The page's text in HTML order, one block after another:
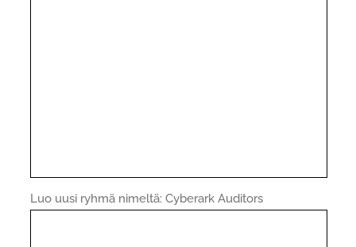
Luo uusi ryhmä nimeltä: Cyberark Auditors